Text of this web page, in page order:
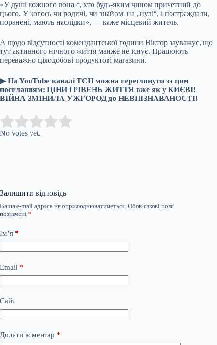
«У душі кожного вона є, хто будь-яким чином причетний до
цього. У когось чи родичі, чи знайомі на „нулі“, і постраждали,
поранені, мають наслідки», — каже місцевий житель.
А щодо відсутності комендантської години Віктор зауважує, що
тут активного нічного життя майже не існує. Працюють
переважно цілодобові продуктові магазини.
▶ На YouTube-каналі ТСН можна переглянути за цим
посиланням: ЦІНИ і РІВЕНЬ ЖИТТЯ вже як у КИЄВІ!
ВІЙНА ЗМІНИЛА УЖГОРОД до НЕВПІЗНАВАНОСТІ!
Rate this item:
No votes yet.
Залишити відповідь
Ваша e-mail адреса не оприлюднюватиметься. Обов’язкові поля
позначені *
Ім’я *
Email *
Сайт
Додати коментар *